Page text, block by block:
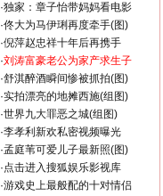
·独家：章子怡带妈妈看电影
·佟大为马伊琍再度牵手(图)
·倪萍赵忠祥十年后再携手
·刘涛富豪老公为家产求生子
·舒淇醉酒瞬间惨被抓拍(图)
·实拍漂亮的地摊西施(组图)
·世界九大罪恶之城(组图)
·李孝利新欢私密视频曝光
·孟庭苇可爱儿子最新照(图)
·点击进入搜狐娱乐影视库
·游戏史上最般配的十对情侣